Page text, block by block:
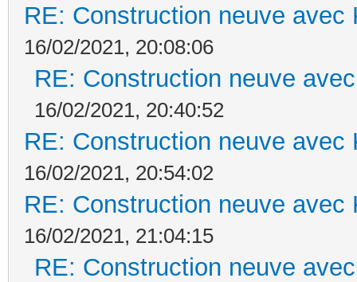
RE: Construction neuve avec
16/02/2021, 20:08:06
RE: Construction neuve
16/02/2021, 20:40:52
RE: Construction neuve avec
16/02/2021, 20:54:02
RE: Construction neuve avec
16/02/2021, 21:04:15
RE: Construction neuve